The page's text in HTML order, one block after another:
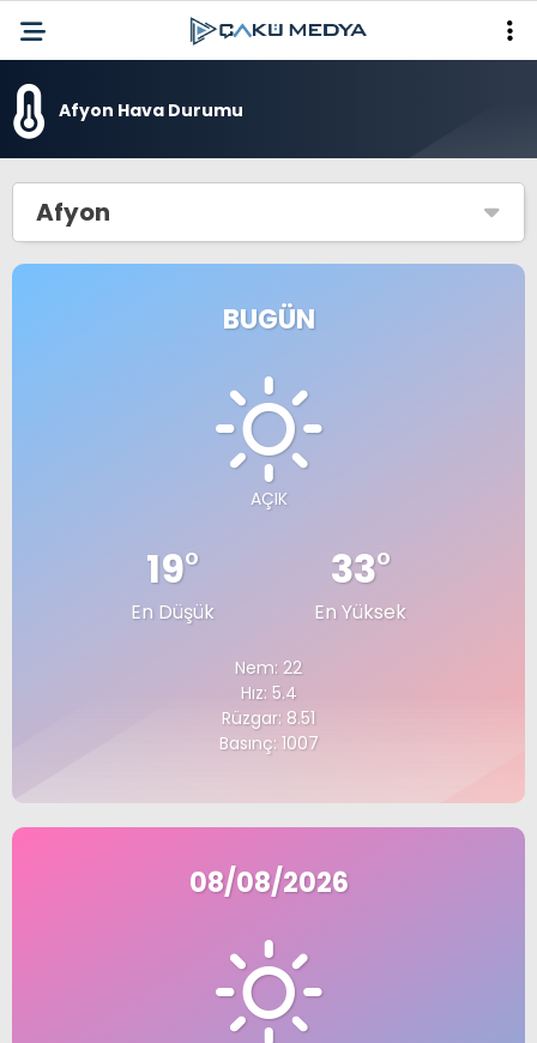
Afyon Hava Durumu
Afyon
BUGÜN
AÇIK
19°
En Düşük
33°
En Yüksek
Nem: 22
Hız: 5.4
Rüzgar: 8.51
Basınç: 1007
08/08/2026